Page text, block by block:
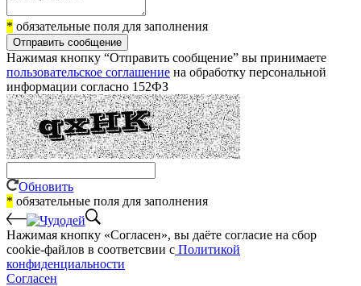
* обязательные поля для заполнения
Отправить сообщение
Нажимая кнопку “Отправить сообщение” вы принимаете
пользовательское соглашение на обработку персональной
информации согласно 152ФЗ
Обновить
* обязательные поля для заполнения
Нажимая кнопку «Согласен», вы даёте cогласие на сбор
cookie-файлов в соответсвии с Политикой
конфиденциальности
Согласен